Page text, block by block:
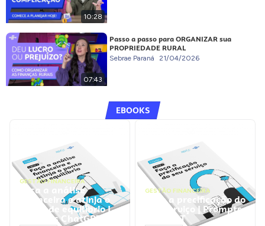
10:28
07:43
Passo a passo para ORGANIZAR sua
PROPRIEDADE RURAL
Sebrae Paraná 21/04/2026
EBOOKS
GESTÃO FINANCEIRA
Faça a análise
financeira e atinja o
ponto de equilíbrio |
Prompts ChatGPT
GESTÃO FINANCEIRA
Faça a precificação do
seu serviço | Prompts
ChatGPT